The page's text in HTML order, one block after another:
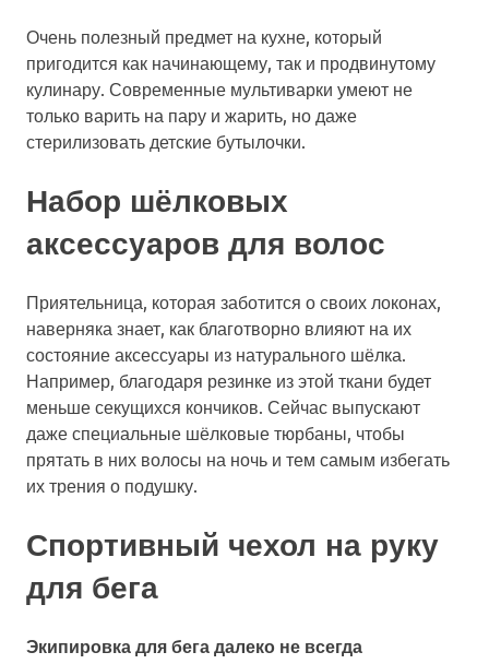
Очень полезный предмет на кухне, который
пригодится как начинающему, так и продвинутому
кулинару. Современные мультиварки умеют не
только варить на пару и жарить, но даже
стерилизовать детские бутылочки.
Набор шёлковых
аксессуаров для волос
Приятельница, которая заботится о своих локонах,
наверняка знает, как благотворно влияют на их
состояние аксессуары из натурального шёлка.
Например, благодаря резинке из этой ткани будет
меньше секущихся кончиков. Сейчас выпускают
даже специальные шёлковые тюрбаны, чтобы
прятать в них волосы на ночь и тем самым избегать
их трения о подушку.
Спортивный чехол на руку
для бега
Экипировка для бега далеко не всегда